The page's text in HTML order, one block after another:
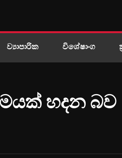
ව්‍යාපාරික විශේෂාංග
හදන බව